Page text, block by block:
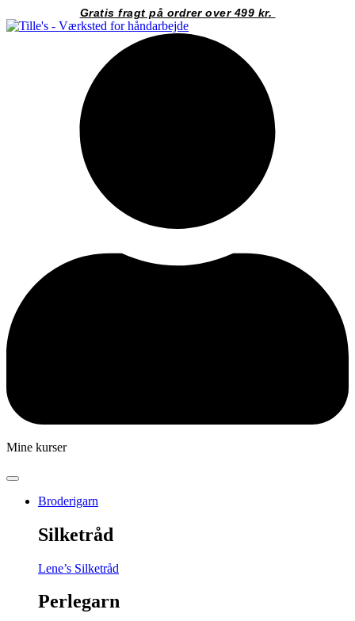
til
Gratis fragt på ordrer over 499 kr.
Mine kurser
Broderigarn
Silketråd
Lene’s Silketråd
Perlegarn